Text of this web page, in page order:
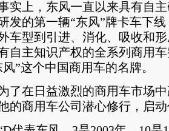
上，东风一直以来具有自主
发的第一辆“东风”牌卡车下
车型到引进、消化、吸收和
自主知识产权的全系列商用
风”这个中国商用车的名牌。
在日益激烈的商用车市场中
的商用车公司潜心修行，启